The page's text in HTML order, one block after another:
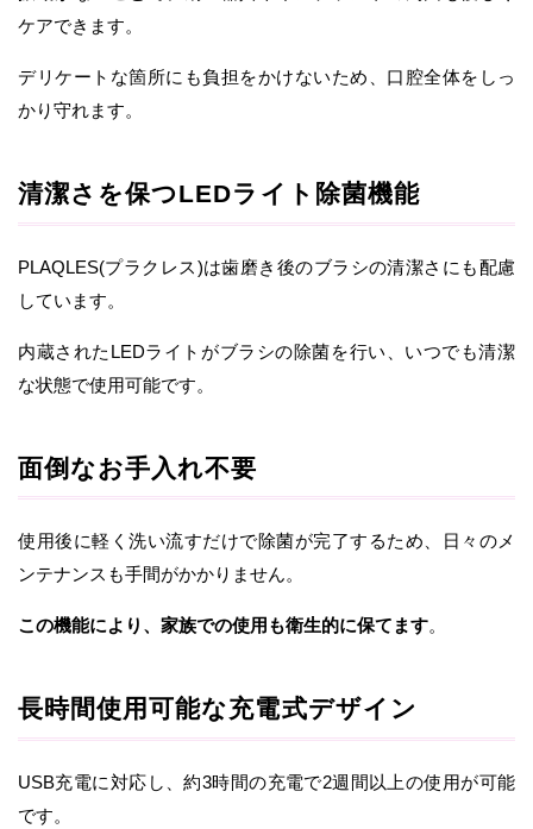
ケアできます。
デリケートな箇所にも負担をかけないため、口腔全体をしっ
かり守れます。
清潔さを保つLEDライト除菌機能
PLAQLES(プラクレス)は歯磨き後のブラシの清潔さにも配慮
しています。
内蔵されたLEDライトがブラシの除菌を行い、いつでも清潔
な状態で使用可能です。
面倒なお手入れ不要
使用後に軽く洗い流すだけで除菌が完了するため、日々のメ
ンテナンスも手間がかかりません。
この機能により、家族での使用も衛生的に保てます。
長時間使用可能な充電式デザイン
USB充電に対応し、約3時間の充電で2週間以上の使用が可能
です。